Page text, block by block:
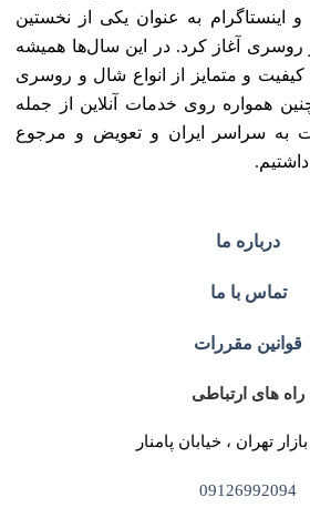
اینستاگرام به عنوان یکی از نخستین
آغاز کرد. در این سال‌ها همیشه
و متمایز از انواع شال و روسری
همواره روی خدمات آنلاین از جمله
به سراسر ایران و تعویض و مرجوع
داشتیم.
درباره ما
تماس با ما
قوانین مقررات
راه های ارتباطی
تهران ، خیابان پامنار
09126992094